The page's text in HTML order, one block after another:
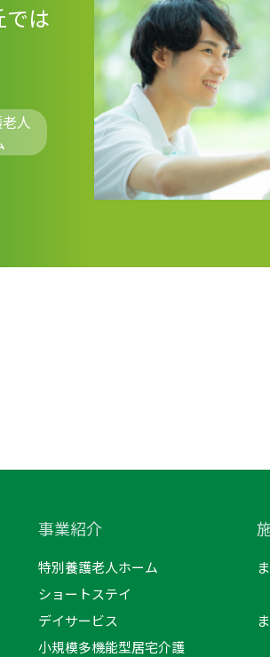
では
人
事業紹介
特別養護老人ホーム
ショートステイ
デイサービス
小規模多機能型居宅介護